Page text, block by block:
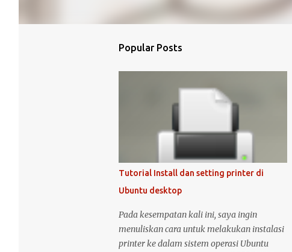
Popular Posts
Tutorial Install dan setting printer di
Ubuntu desktop
Pada kesempatan kali ini, saya ingin
menuliskan cara untuk melakukan instalasi
printer ke dalam sistem operasi Ubuntu